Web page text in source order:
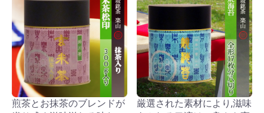
煎茶とお抹茶のブレンドが
厳選された素材により,滋味